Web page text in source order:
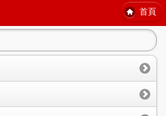
首頁